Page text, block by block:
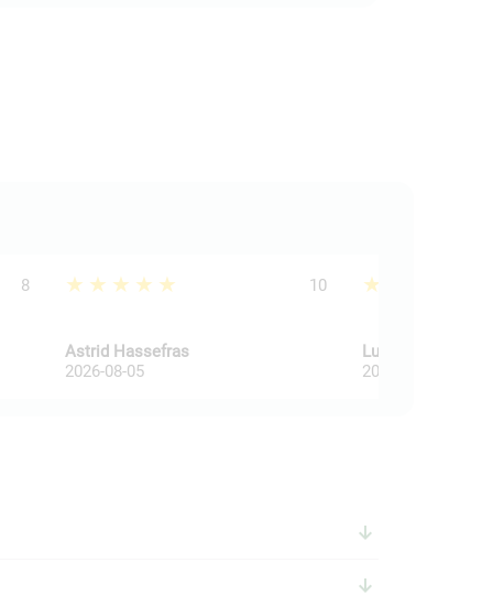
8 ★★★★★ 10
Astrid Hassefras
2026-08-05
★★★★★
Lucienne Van De
2026-08-03
arrow_downward_alt
arrow_downward_alt